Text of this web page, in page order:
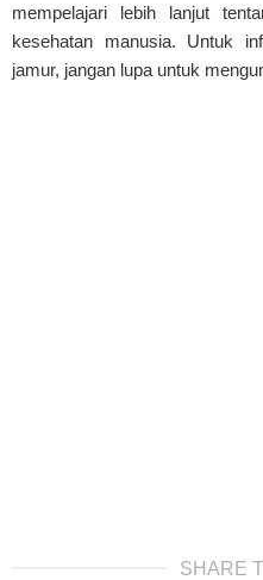
mempelajari lebih lanjut
kesehatan manusia. Untuk
jamur, jangan lupa untuk
SHARE